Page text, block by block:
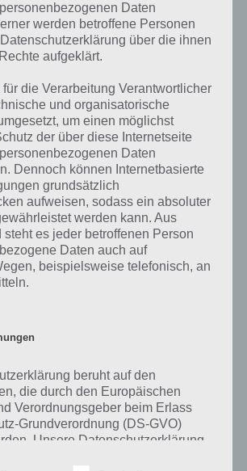
zur Lösung
Bedeutung hat dieses eigentlich und was
Passt das Wort auch zu Alles wird grün? Zu
präsentieren wir daher auch immer eine
keine weiteren Informationen parat!
teilen Teilen auf Facebook
hier auf Touchportal
Daten
werden betroffene Personen
über die ihnen
aufgeklärt.
die Verarbeitung Verantwortlicher
und organisatorische
um einen möglichst
der über diese Internetseite
Daten
Dennoch können Internetbasierte
grundsätzlich
aufweisen, sodass ein absoluter
werden kann. Aus
steht es jeder betroffenen Person
Daten auch auf
beispielsweise telefonisch, an
beruht auf den
die durch den Europäischen
Verordnungsgeber beim Erlass
Grundverordnung (DS-GVO)
Unsere Datenschutzerklärung